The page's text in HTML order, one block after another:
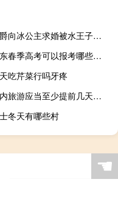
颜爵向冰公主求婚被水王子看见了（颜爵x冰公主）
广东春季高考可以报考哪些学校
吃芹菜行吗牙疼
境内旅游应当至少提前几天通知旅游者（青年旅舍-为自助旅游者特别是青年旅游者提供住宿的企业简介）
冬天有哪些村
☚